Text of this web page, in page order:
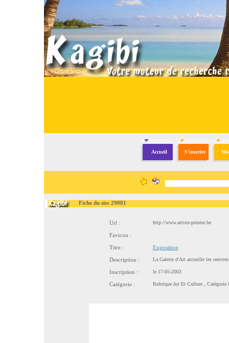
Accueil S'inscrire
Fiche du site 29081
Url : http://www.artiste-peintre.be
Favicon :
Titre :
Exposition
Description :
La Galerie d'Art accueille les
Inscription : le 17-05-2003
Catégorie : Rubrique Art Et Culture, Catégorie